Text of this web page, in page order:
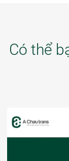
Có thể